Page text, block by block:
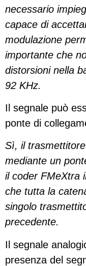
necessario
capace di
modulazione
importante che
distorsioni nella
92 KHz.
Il segnale può
ponte di
Sì, il
mediante un
il coder FMeXtra
che tutta la
singolo
precedente.
Il segnale
presenza del